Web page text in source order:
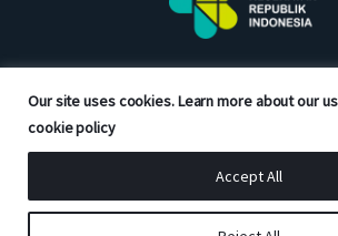
Our site uses cookies. Learn more about our
cookie policy
Accept All
Copyright © 2026 Good Doctor. All rights